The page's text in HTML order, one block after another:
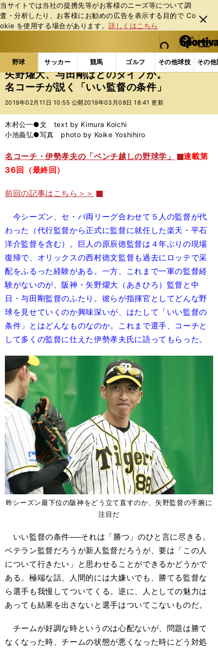
当サイトでは当社の提携先等がお客様のニーズ等について調
査・分析したり、お客様にお勧めの広告を表⽰する⽬的で Co
okie を使⽤する場合があります。詳しくはこちら
閉じ
る
web Sportiva (webスポルティーバ)
検索
マイペ
ー
ジ
メニュ
野球 サッカー 競馬 ゴルフ その他球技 その
b
ス
ポ
ル
バ
野球の記事一覧 プロ野球 矢野燿大、与田剛はどの
矢野燿大、与田剛はどのタイプか。
名コーチが説く「いい監督の条件」
2019年02月11日 10:55 公開 2019年03月08日 18:41 更新
木村公一●文 text by Kimura Koichi
小池義弘●写真 photo by Koike Yoshihiro
名コーチ・伊勢孝夫の「ベンチ越しの野球学」
連載第
36回（最終回）
前回の記事はこちら＞＞
今シーズン、セ・パ両リーグ合わせて５人の監督が代
わった（代行監督から正式に監督に就任した楽天・平石
洋介監督を含む）。巨人の原辰徳監督は４年ぶりの現場
復帰で、オリックスの西村徳文監督も過去にロッテで采
配をふるった経験がある。一方、これまで一軍の監督経
験がないのが、阪神・矢野燿大（あきひろ）監督と中
日・与田剛監督のふたり。彼らが指揮官としてどんな野
球を見せていくのか興味深いが、はたして「いい監督の
条件」とはどんなものなのか。これまで選手、コーチと
して多くの監督に仕えた伊勢孝夫氏に語ってもらった。
昨シーズン最下位の阪神をどう立て直すのか、矢野監督の手腕に
注目だ
いい監督の条件──それは「勝つ」のひと言に尽きる。
ベテラン監督だろうが新人監督だろうが、要は「この人
について行きたい」と思わせることができるかどうかで
ある。極端な話、人間的には大嫌いでも、勝てる監督な
ら選手も我慢してついてくる。逆に、人としての魅力は
あっても結果を出さないと選手はついてこないものだ。
チームが好調な時というのは心配ないが、問題は勝て
なくなった時、チームの状態が悪くなった時にどう対処